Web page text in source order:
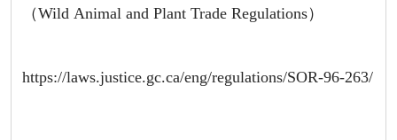
（Wild Animal and Plant Trade Regulations）
https://laws.justice.gc.ca/eng/regulations/SOR-96-263/